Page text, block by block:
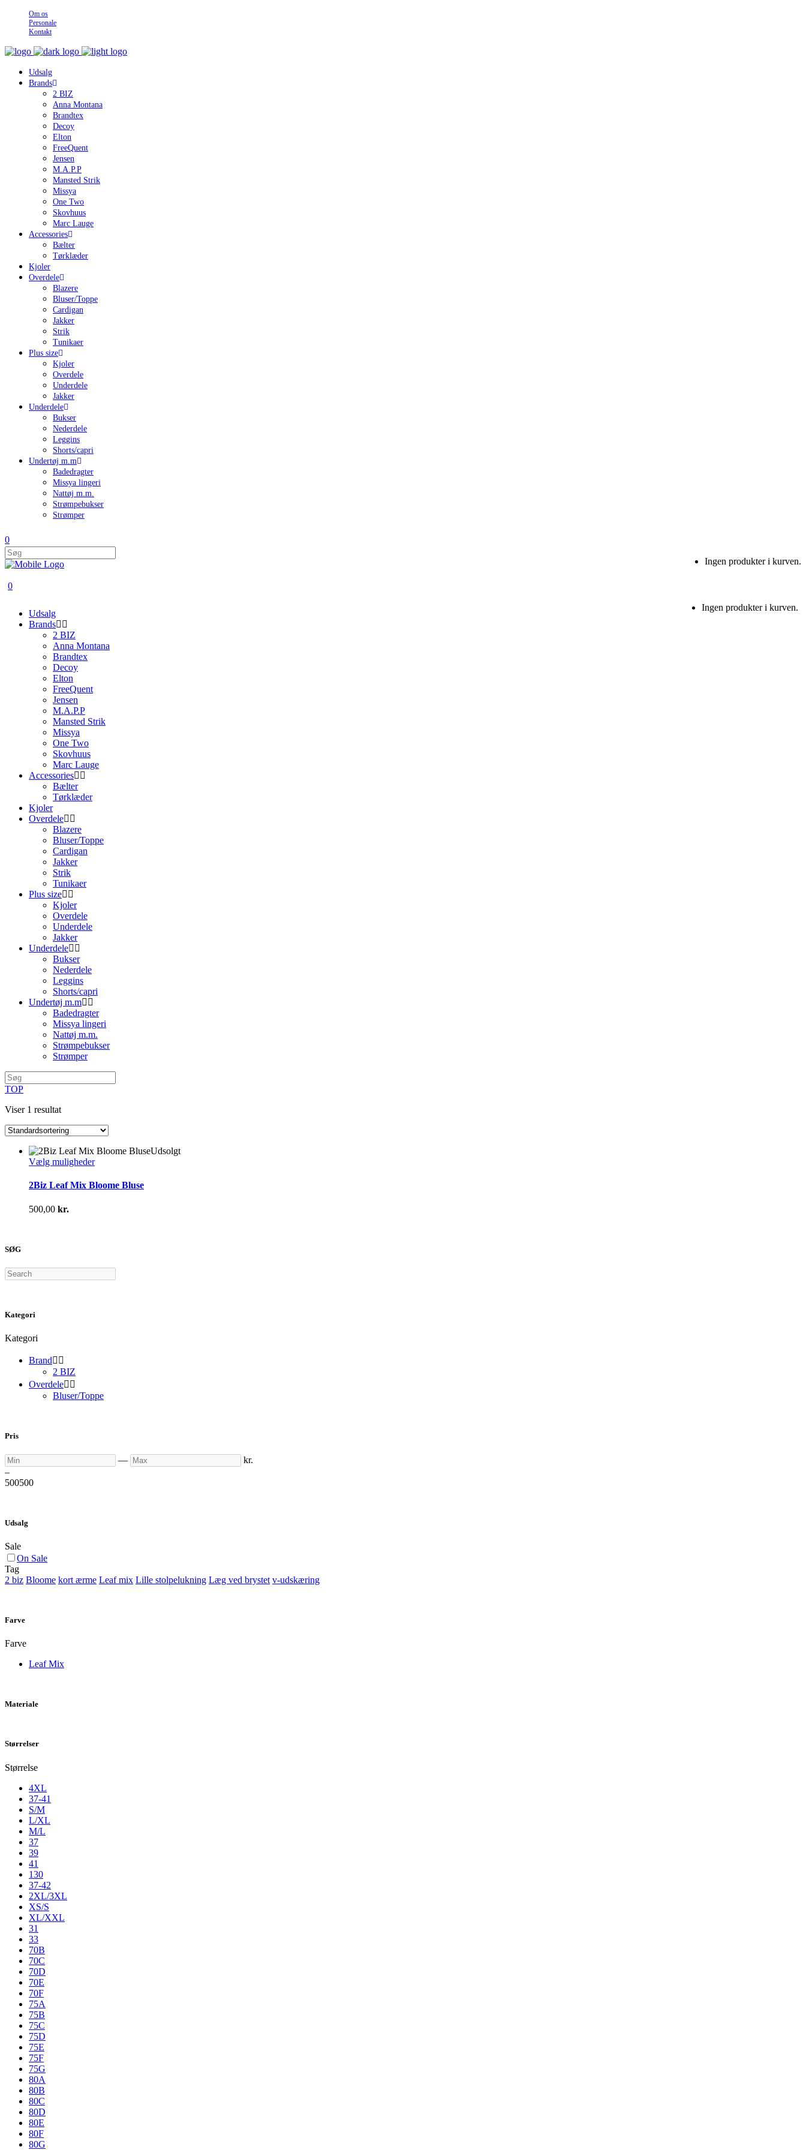
Om os
Personale
Kontakt
Udsalg
Brands
2 BIZ
Anna Montana
Brandtex
Decoy
Elton
FreeQuent
Jensen
M.A.P.P
Mansted Strik
Missya
One Two
Skovhuus
Marc Lauge
Accessories
Bælter
Tørklæder
Kjoler
Overdele
Blazere
Bluser/Toppe
Cardigan
Jakker
Strik
Tunikaer
Plus size
Kjoler
Overdele
Underdele
Jakker
Underdele
Bukser
Nederdele
Leggins
Shorts/capri
Undertøj m.m
Badedragter
Missya lingeri
Nattøj m.m.
Strømpebukser
Strømper
0
Ingen produkter i kurven.
0
Ingen produkter i kurven.
Udsalg
Brands
2 BIZ
Anna Montana
Brandtex
Decoy
Elton
FreeQuent
Jensen
M.A.P.P
Mansted Strik
Missya
One Two
Skovhuus
Marc Lauge
Accessories
Bælter
Tørklæder
Kjoler
Overdele
Blazere
Bluser/Toppe
Cardigan
Jakker
Strik
Tunikaer
Plus size
Kjoler
Overdele
Underdele
Jakker
Underdele
Bukser
Nederdele
Leggins
Shorts/capri
Undertøj m.m
Badedragter
Missya lingeri
Nattøj m.m.
Strømpebukser
Strømper
TOP
Viser 1 resultat
Udsolgt
Vælg mulighederDette
har
2Biz Leaf Mix Bloome Bluse
500,00 kr.
SØG
Search
Kategori
Kategori
Brand 
2 BIZ
Overdele 
Bluser/Toppe
Pris
Min — Max
kr.
–
500500
Udsalg
Sale
On Sale
Tag
2 biz Bloome kort ærme Leaf mix Lille stolpelukning Læg ved brystet v-udskæring
Farve
Farve
Leaf Mix
Materiale
Størrelser
Størrelse
4XL
37-41
S/M
L/XL
M/L
37
39
41
130
37-42
2XL/3XL
XS/S
XL/XXL
31
33
70B
70C
70D
70E
70F
75A
75B
75C
75D
75E
75F
75G
80A
80B
80C
80D
80E
80F
80G